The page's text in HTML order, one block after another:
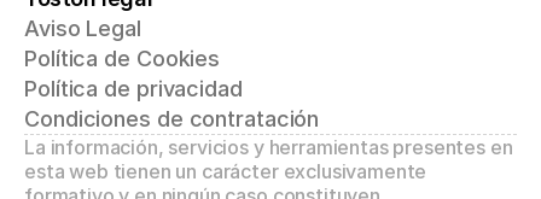
Aviso Legal
Política de Cookies
Política de privacidad
Condiciones de contratación
La información, servicios y herramientas presentes en
esta web tienen un carácter exclusivamente